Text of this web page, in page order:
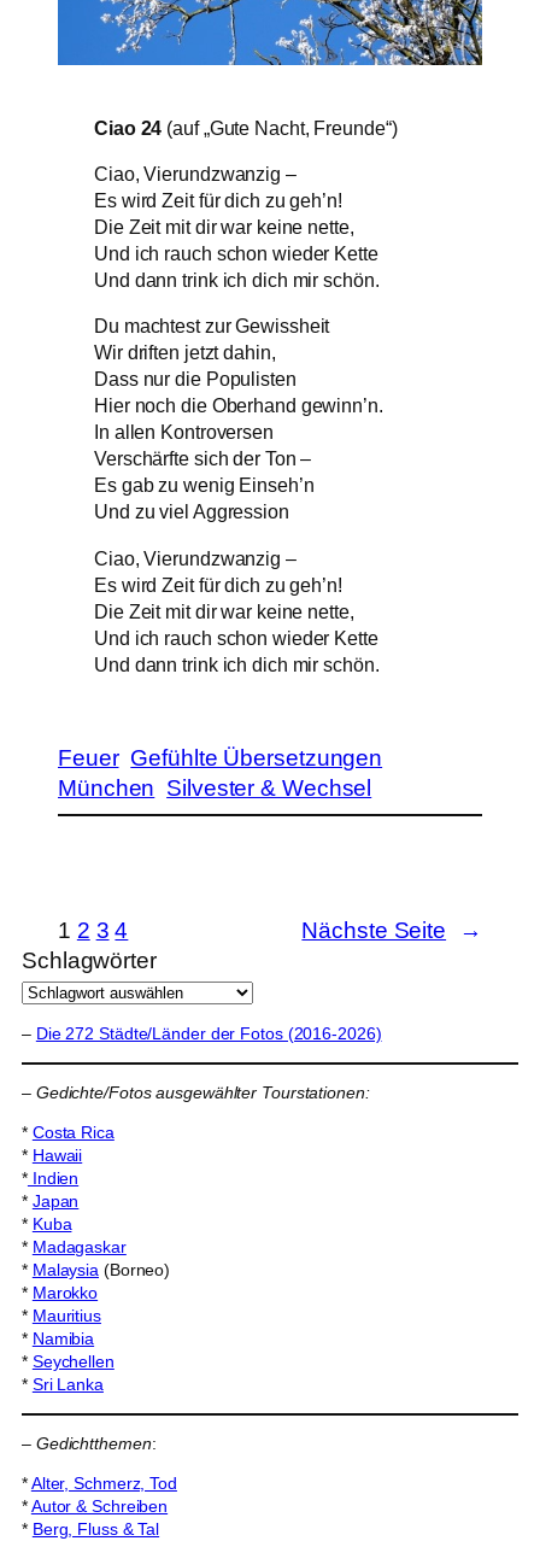
Ciao 24 (auf „Gute Nacht, Freunde“)
Ciao, Vierundzwanzig –
Es wird Zeit für dich zu geh’n!
Die Zeit mit dir war keine nette,
Und ich rauch schon wieder Kette
Und dann trink ich dich mir schön.
Du machtest zur Gewissheit
Wir driften jetzt dahin,
Dass nur die Populisten
Hier noch die Oberhand gewinn’n.
In allen Kontroversen
Verschärfte sich der Ton –
Es gab zu wenig Einseh’n
Und zu viel Aggression
Ciao, Vierundzwanzig –
Es wird Zeit für dich zu geh’n!
Die Zeit mit dir war keine nette,
Und ich rauch schon wieder Kette
Und dann trink ich dich mir schön.
Feuer Gefühlte Übersetzungen
München Silvester & Wechsel
1 2 3 4 Nächste Seite
→
Schlagwörter
– Die 272 Städte/Länder der Fotos (2016-2026)
– Gedichte/Fotos ausgewählter Tourstationen:
* Costa Rica
* Hawaii
*Indien
* Japan
* Kuba
* Madagaskar
* Malaysia (Borneo)
* Marokko
* Mauritius
* Namibia
* Seychellen
* Sri Lanka
– Gedichtthemen:
*Alter, Schmerz, Tod
*Autor & Schreiben
* Berg, Fluss & Tal